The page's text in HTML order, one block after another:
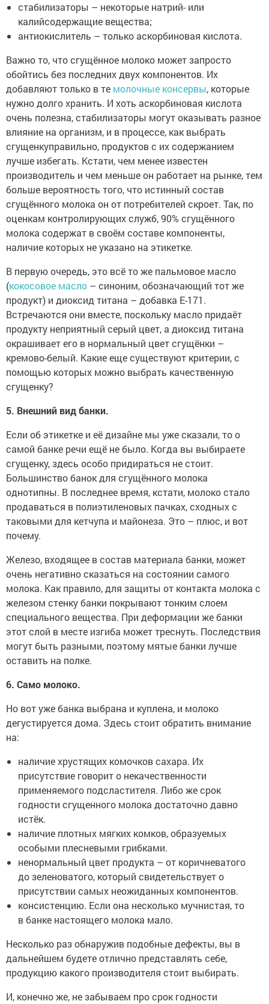
стабилизаторы – некоторые натрий- или
калийсодержащие вещества;
антиокислитель – только аскорбиновая кислота.
Важно то, что сгущённое молоко может запросто
обойтись без последних двух компонентов. Их
добавляют только в те молочные консервы, которые
нужно долго хранить. И хоть аскорбиновая кислота
очень полезна, стабилизаторы могут оказывать разное
влияние на организм, и в процессе, как выбрать
сгущенкуправильно, продуктов с их содержанием
лучше избегать. Кстати, чем менее известен
производитель и чем меньше он работает на рынке, тем
больше вероятность того, что истинный состав
сгущённого молока он от потребителей скроет. Так, по
оценкам контролирующих служб, 90% сгущённого
молока содержат в своём составе компоненты,
наличие которых не указано на этикетке.
В первую очередь, это всё то же пальмовое масло
(кокосовое масло – синоним, обозначающий тот же
продукт) и диоксид титана – добавка Е-171.
Встречаются они вместе, поскольку масло придаёт
продукту неприятный серый цвет, а диоксид титана
окрашивает его в нормальный цвет сгущёнки –
кремово-белый. Какие еще существуют критерии, с
помощью которых можно выбрать качественную
сгущенку?
5. Внешний вид банки.
Если об этикетке и её дизайне мы уже сказали, то о
самой банке речи ещё не было. Когда вы выбираете
сгущенку, здесь особо придираться не стоит.
Большинство банок для сгущённого молока
однотипны. В последнее время, кстати, молоко стало
продаваться в полиэтиленовых пачках, сходных с
таковыми для кетчупа и майонеза. Это – плюс, и вот
почему.
Железо, входящее в состав материала банки, может
очень негативно сказаться на состоянии самого
молока. Как правило, для защиты от контакта молока с
железом стенку банки покрывают тонким слоем
специального вещества. При деформации же банки
этот слой в месте изгиба может треснуть. Последствия
могут быть разными, поэтому мятые банки лучше
оставить на полке.
6. Само молоко.
Но вот уже банка выбрана и куплена, и молоко
дегустируется дома. Здесь стоит обратить внимание
на:
наличие хрустящих комочков сахара. Их
присутствие говорит о некачественности
применяемого подсластителя. Либо же срок
годности сгущенного молока достаточно давно
истёк.
наличие плотных мягких комков, образуемых
особыми плесневыми грибками.
ненормальный цвет продукта – от коричневатого
до зеленоватого, который свидетельствует о
присутствии самых неожиданных компонентов.
консистенцию. Если она несколько мучнистая, то
в банке настоящего молока мало.
Несколько раз обнаружив подобные дефекты, вы в
дальнейшем будете отлично представлять себе,
продукцию какого производителя стоит выбирать.
И, конечно же, не забываем про срок годности